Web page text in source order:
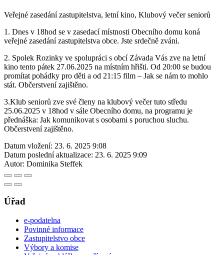
Veřejné zasedání zastupitelstva, letní kino, Klubový večer seniorů
1. Dnes v 18hod se v zasedací místnosti Obecního domu koná
veřejné zasedání zastupitelstva obce. Jste srdečně zváni.
2. Spolek Rozinky ve spolupráci s obcí Závada Vás zve na letní
kino tento pátek 27.06.2025 na místním hřišti. Od 20:00 se budou
promítat pohádky pro děti a od 21:15 film – Jak se nám to mohlo
stát. Občerstvení zajištěno.
3.Klub seniorů zve své členy na klubový večer tuto středu
25.06.2025 v 18hod v sále Obecního domu, na programu je
přednáška: Jak komunikovat s osobami s poruchou sluchu.
Občerstvení zajištěno.
Datum vložení: 23. 6. 2025 9:08
Datum poslední aktualizace: 23. 6. 2025 9:09
Autor: Dominika Steffek
Úřad
e-podatelna
Povinné informace
Zastupitelstvo obce
Výbory a komise